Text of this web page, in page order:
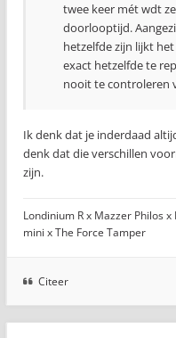
twee keer mét wdt
doorlooptijd.
hetzelfde zijn lijkt
exact hetzelfde te
nooit te controleren
Ik denk dat je inderdaad
denk dat die verschillen
zijn.
Londinium R x Mazzer Philos
mini x The Force Tamper
Citeer